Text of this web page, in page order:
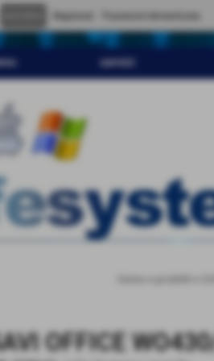
servizi
OFFICE